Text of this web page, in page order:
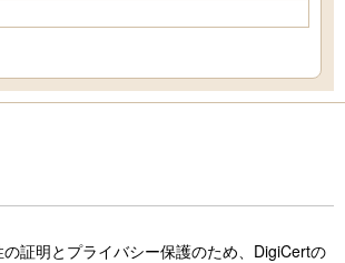
の証明とプライバシー保護のため、DigiCertの